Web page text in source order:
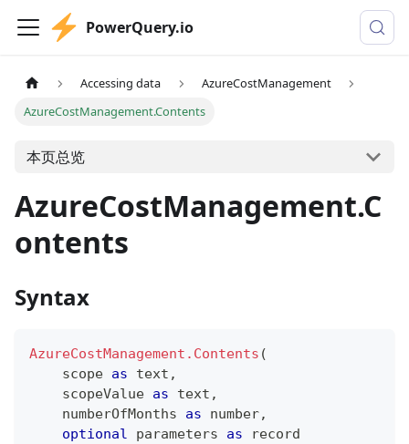
PowerQuery.io
Accessing data
AzureCostManagement
AzureCostManagement.Contents
本页总览
AzureCostManagement.C
ontents
Syntax
AzureCostManagement.Contents (
    scope
as text ,
    scopeValue
as text ,
    numberOfMonths
as number,
optional parameters as
record